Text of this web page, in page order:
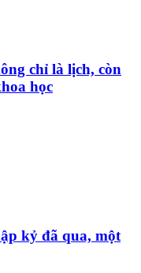
chỉ là lịch, còn
học
kỷ đã qua, một